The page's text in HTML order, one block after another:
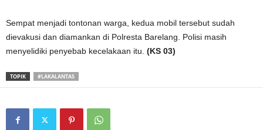
Sempat menjadi tontonan warga, kedua mobil tersebut sudah
dievakusi dan diamankan di Polresta Barelang. Polisi masih
menyelidiki penyebab kecelakaan itu. (KS 03)
TOPIK #LAKALANTAS